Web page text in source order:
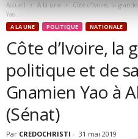
Accueil A la une
Côte d’Ivoire, la
Yao...
A LA UNE POLITIQUE NATIONALE
Côte d’Ivoire, la
politique et de
Gnamien Yao à
(Sénat)
Par CREDOCHRISTI - 31 mai 2019